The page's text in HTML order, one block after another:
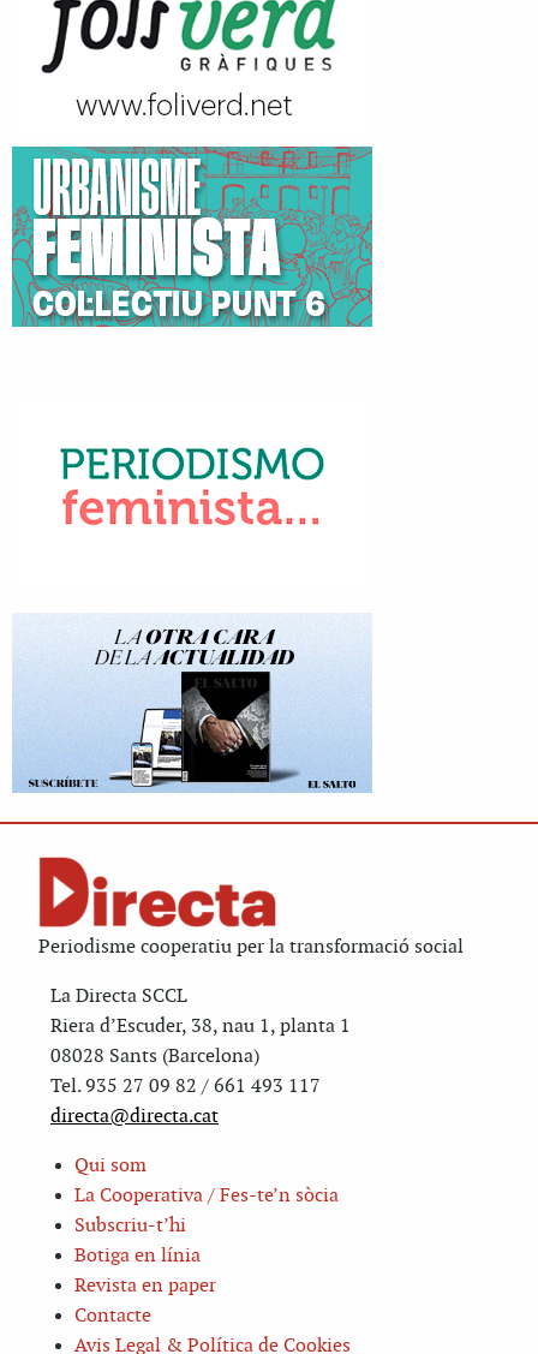
Periodisme cooperatiu per la transformació social
La Directa SCCL
Riera d’Escuder, 38, nau 1, planta 1
08028 Sants (Barcelona)
Tel. 935 27 09 82 / 661 493 117
directa@directa.cat
Qui som
La Cooperativa / Fes-te’n sòcia
Subscriu-t’hi
Botiga en línia
Revista en paper
Contacte
Avis Legal & Política de Cookies